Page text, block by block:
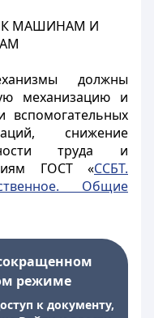
К МАШИНАМ И
должны
механизацию и
вспомогательных
снижение
труда и
ГОСТ «ССБТ.
Общие
режиме
к документу,